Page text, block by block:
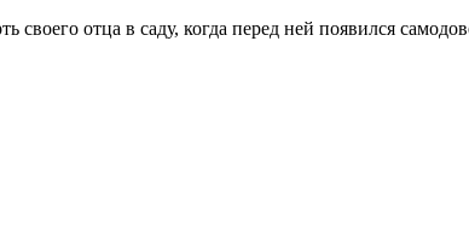
своего отца в саду, когда перед ней появился